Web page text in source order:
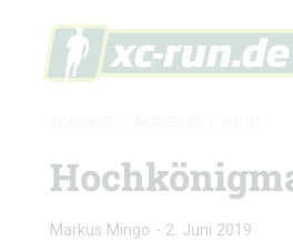
Markus Mingo - 2. Juni 2019